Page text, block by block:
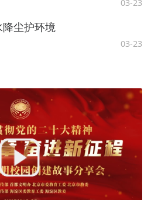
03-23
尘护环境
03-23